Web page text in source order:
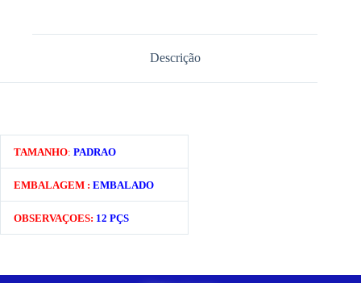
Descrição
TAMANHO: PADRAO
EMBALAGEM : EMBALADO
OBSERVAÇOES: 12 PÇS